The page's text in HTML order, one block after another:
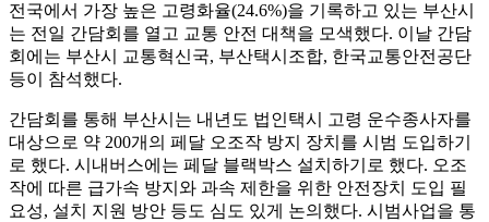
전국에서 가장 높은 고령화율(24.6%)을 기록하고 있는 부산시
는 전일 간담회를 열고 교통 안전 대책을 모색했다. 이날 간담
회에는 부산시 교통혁신국, 부산택시조합, 한국교통안전공단
등이 참석했다.
간담회를 통해 부산시는 내년도 법인택시 고령 운수종사자를
대상으로 약 200개의 페달 오조작 방지 장치를 시범 도입하기
로 했다. 시내버스에는 페달 블랙박스 설치하기로 했다. 오조
작에 따른 급가속 방지와 과속 제한을 위한 안전장치 도입 필
요성, 설치 지원 방안 등도 심도 있게 논의했다. 시범사업을 통